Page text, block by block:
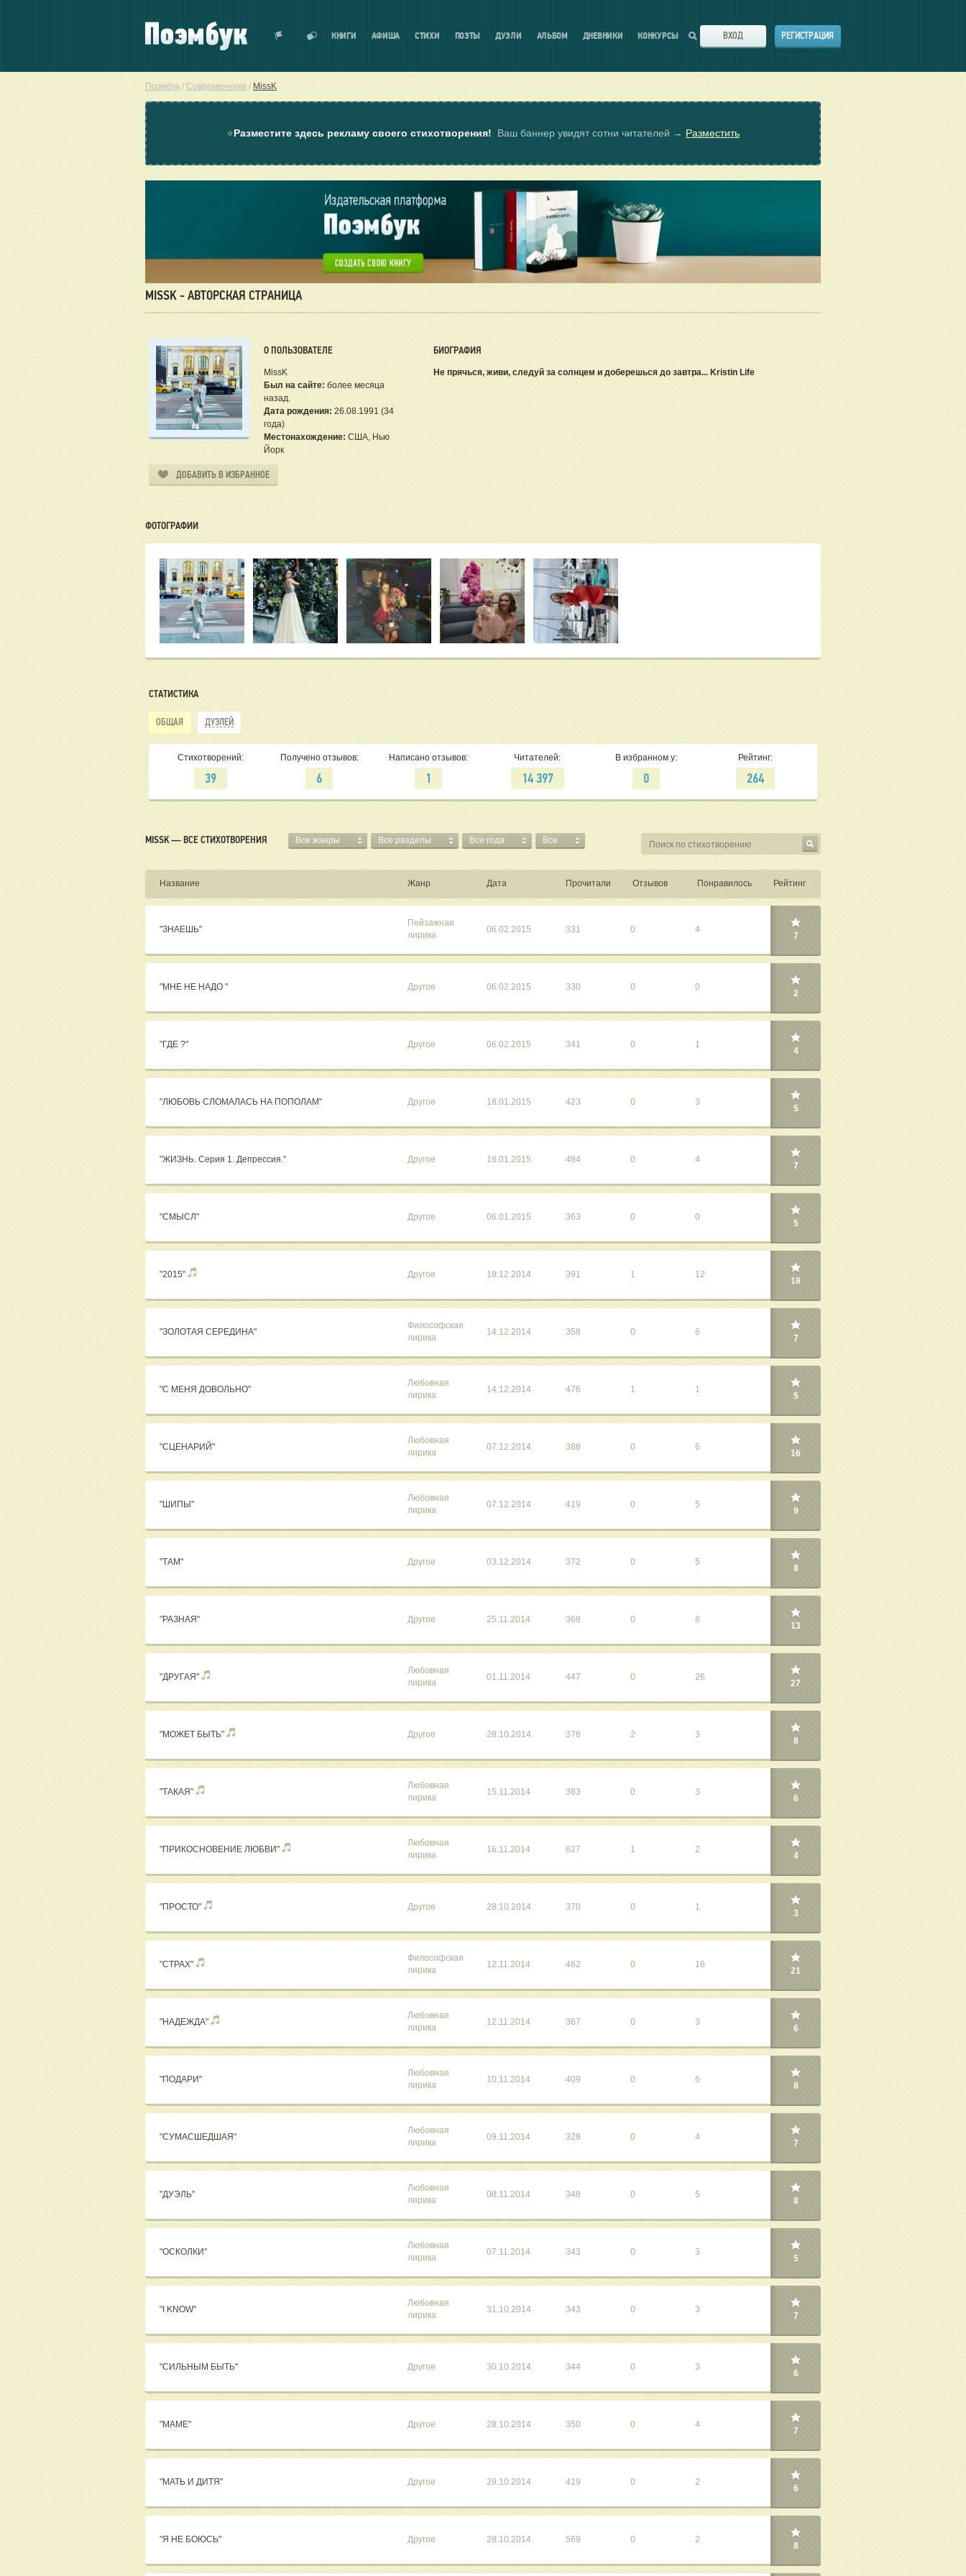
КНИГИ АФИША СТИХИ ПОЭТЫ ДУЭЛИ АЛЬБОМ ДНЕВНИКИ КОНКУРСЫ ВХОД РЕГИСТРАЦИЯ
Поэмбук / Современники / MissK
⭐Разместите здесь рекламу своего стихотворения! Ваш баннер увидят сотни читателей → Разместить
MISSK - АВТОРСКАЯ СТРАНИЦА
О ПОЛЬЗОВАТЕЛЕ
MissK
Был на сайте: более месяца
назад.
Дата рождения: 26.08.1991 (34
года)
Местонахождение: США, Нью
Йорк
ДОБАВИТЬ В ИЗБРАННОЕ
БИОГРАФИЯ
Не прячься, живи, следуй за солнцем и доберешься до завтра... Kristin Life
ФОТОГРАФИИ
СТАТИСТИКА
ОБЩАЯ ДУЭЛЕЙ
Стихотворений:
39
Получено отзывов:
6
Написано отзывов:
1
Читателей:
14 397
В избранном у:
0
Рейтинг:
264
MISSK — ВСЕ СТИХОТВОРЕНИЯ Все жанры Все разделы Все года Все
Название Жанр Дата Прочитали Отзывов Понравилось Рейтинг
"ЗНАЕШЬ"
Пейзажная
лирика
06.02.2015 331 0 4
7
"МНЕ НЕ НАДО " Другое 06.02.2015 330 0 0
2
"ГДЕ ?" Другое 06.02.2015 341 0 1
4
"ЛЮБОВЬ СЛОМАЛАСЬ НА ПОПОЛАМ" Другое 18.01.2015 423 0 3
5
"ЖИЗНЬ. Серия 1. Депрессия." Другое 18.01.2015 484 0 4
7
"СМЫСЛ" Другое 06.01.2015 363 0 0
5
"2015" Другое 18.12.2014 391 1 12
18
"ЗОЛОТАЯ СЕРЕДИНА"
Философская
лирика
14.12.2014 358 0 6
7
"С МЕНЯ ДОВОЛЬНО"
Любовная
лирика
14.12.2014 476 1 1
5
"СЦЕНАРИЙ"
Любовная
лирика
07.12.2014 388 0 6
16
"ШИПЫ"
Любовная
лирика
07.12.2014 419 0 5
9
"ТАМ" Другое 03.12.2014 372 0 5
8
"РАЗНАЯ" Другое 25.11.2014 368 0 8
13
"ДРУГАЯ"
Любовная
лирика
01.11.2014 447 0 26
27
"МОЖЕТ БЫТЬ" Другое 28.10.2014 376 2 3
8
"ТАКАЯ"
Любовная
лирика
15.11.2014 383 0 3
6
"ПРИКОСНОВЕНИЕ ЛЮБВИ"
Любовная
лирика
16.11.2014 627 1 2
4
"ПРОСТО" Другое 28.10.2014 370 0 1
3
"СТРАХ"
Философская
лирика
12.11.2014 462 0 16
21
"НАДЕЖДА"
Любовная
лирика
12.11.2014 367 0 3
6
"ПОДАРИ"
Любовная
лирика
10.11.2014 409 0 6
8
"СУМАСШЕДШАЯ"
Любовная
лирика
09.11.2014 328 0 4
7
"ДУЭЛЬ"
Любовная
лирика
08.11.2014 348 0 5
8
"ОСКОЛКИ"
Любовная
лирика
07.11.2014 343 0 3
5
"I KNOW"
Любовная
лирика
31.10.2014 343 0 3
7
"СИЛЬНЫМ БЫТЬ" Другое 30.10.2014 344 0 3
6
"МАМЕ" Другое 28.10.2014 350 0 4
7
"МАТЬ И ДИТЯ" Другое 29.10.2014 419 0 2
6
"Я НЕ БОЮСЬ" Другое 28.10.2014 569 0 2
8